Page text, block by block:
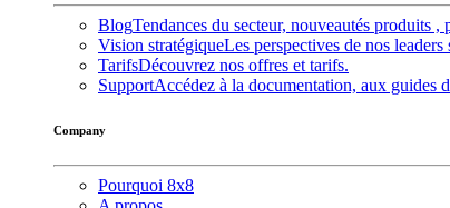
BlogTendances du secteur, nouveautés produits ,
Vision stratégiqueLes perspectives de nos
TarifsDécouvrez nos offres et tarifs.
SupportAccédez à la documentation, aux guides
Company
Pourquoi 8x8